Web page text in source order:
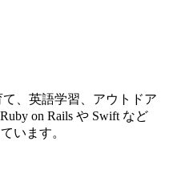
て、英語学習、アウトドア
on Rails や Swift など
います。